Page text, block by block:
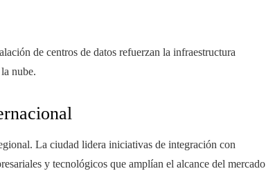
de centros de datos refuerzan la infraestructura
nube.
La ciudad lidera iniciativas de integración con
y tecnológicos que amplían el alcance del mercado